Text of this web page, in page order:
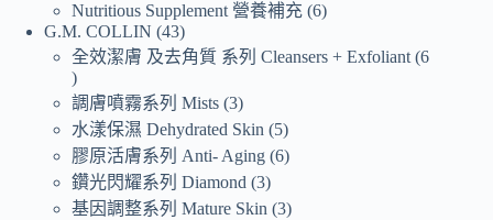
Nutritious Supplement 營養補充 6
G.M. COLLIN 43
全效潔膚 及去角質 系列 Cleansers + Exfoliant 6
調膚噴霧系列 Mists 3
水漾保濕 Dehydrated Skin
5
膠原活膚系列 Anti- Aging 6
鑽光閃耀系列 Diamond 3
基因調整系列 Mature Skin 3